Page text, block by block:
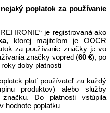
poplatok za používanie
je registrovaná ako
, ktorej majiteľom je OOCR
za používanie značky je vo
značky vopred (60 €), po
doby platnosti
platí používateľ za každý
produktov) alebo služby
Do platnosti vstúpila
hodnote poplatku